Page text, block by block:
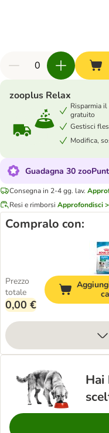
zooplus Relax
Risparmia
gratuito
Gestisci
Modifica,
Guadagna 30
Consegna in 2-4 gg. lav.
Resi e rimborsi Approfondisci >
Compralo con:
Prezzo
totale
0,00 €
Hai